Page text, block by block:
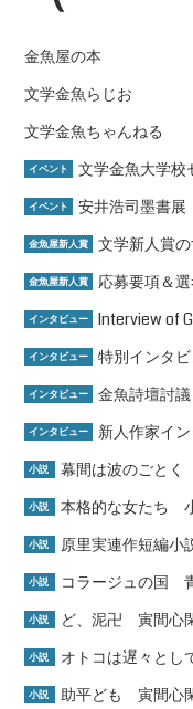
金魚屋の本
文学金魚らじお
文学金魚ちゃんねる
イベント 文学金魚大学校
イベント 安井浩司墨書展
金魚屋新人賞 文学新人賞
金魚屋新人賞 応募要項＆
インタビュー Interview of
インタビュー 特別インタ
インタビュー 金魚詩壇討
インタビュー 新人作家イ
小説 幕間は波のごと
小説 本格的な女たち
小説 原里実連作短編小
小説 コラージュの国
小説 ど、泥卍 寅間心
小説 オトコは遅々と
小説 助平ども 寅間心